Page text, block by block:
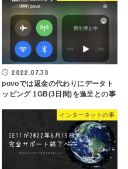
2022.07.30
povoでは返金の代わりにデータト
ッピング 1GB(3日間)を進呈との事
インターネットの事